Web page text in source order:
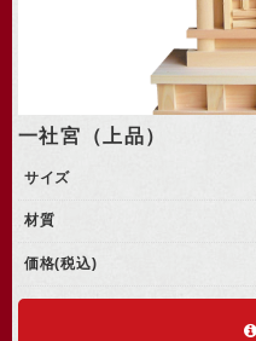
一社宮（上品）
サイズ
材質
価格(税込)